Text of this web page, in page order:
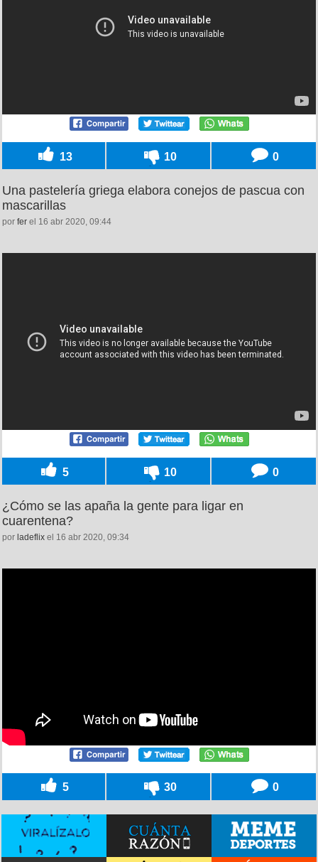
13 10 0
Una pastelería griega elabora conejos de pascua con
mascarillas
por fer el 16 abr 2020, 09:44
5 10 0
¿Cómo se las apaña la gente para ligar en
cuarentena?
por ladeflix el 16 abr 2020, 09:34
5 30 0